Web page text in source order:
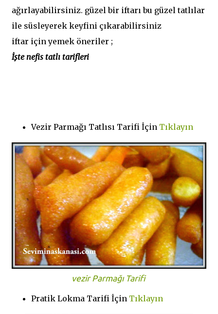
ağırlayabilirsiniz. güzel bir iftarı bu güzel tatlılar
ile süsleyerek keyfini çıkarabilirsiniz
iftar için yemek öneriler ;
İşte nefis tatlı tarifleri
Vezir Parmağı Tatlısı Tarifi İçin Tıklayın
vezir Parmağı Tarifi
Pratik Lokma Tarifi İçin Tıklayın